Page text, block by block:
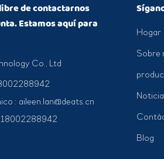
de contactarnos
Estamos aquí para
Co., Ltd
: aileen.lan@deats.cn
Hogar
Sobre
Blog